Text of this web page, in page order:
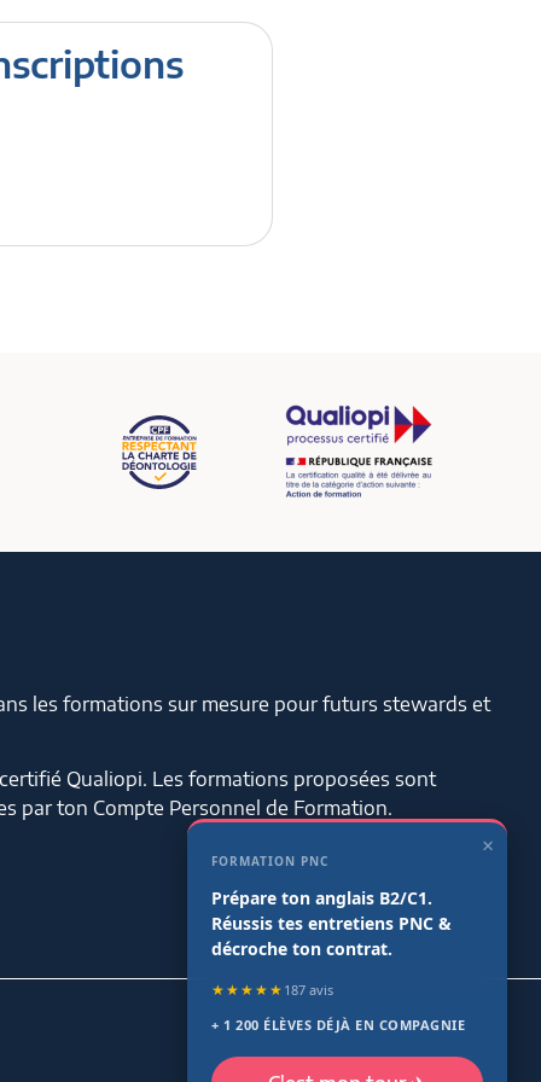
les formations sur mesure pour futurs stewards et
Qualiopi. Les formations proposées sont
par ton Compte Personnel de Formation.
×
FORMATION PNC
Prépare ton anglais B2/C1.
Réussis tes entretiens PNC &
décroche ton contrat.
★★★★★ 187 avis
+ 1 200 ÉLÈVES DÉJÀ EN COMPAGNIE